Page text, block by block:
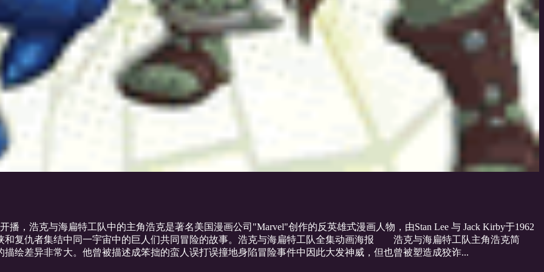
浩克与海扁特工队中的主角浩克是著名美国漫画公司"Marvel"创作的反英雄式漫画人物，由Stan Lee 与 Jack Kirby于1962
和复仇者集结中同一宇宙中的巨人们共同冒险的故事。浩克与海扁特工队全集动画海报 浩克与海扁特工队主角浩克简
差异非常大。他曾被描述成笨拙的蛮人误打误撞地身陷冒险事件中因此大发神威，但也曾被塑造成狡诈...